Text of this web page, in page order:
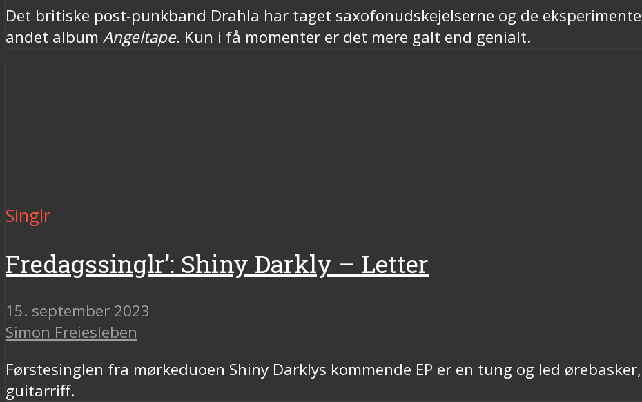
Det britiske post-punkband Drahla har taget saxofonudskejelserne og de
andet album Angeltape. Kun i få momenter er det mere galt end genialt.
Singlr
Fredagssinglr’: Shiny Darkly – Letter
15. september 2023
Simon Freiesleben
Førstesinglen fra mørkeduoen Shiny Darklys kommende EP er en tung og led
guitarriff.